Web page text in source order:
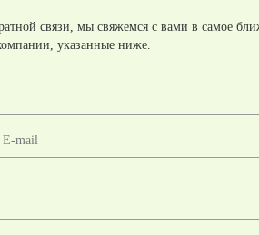
связи, мы свяжемся с вами в самое
указанные ниже.